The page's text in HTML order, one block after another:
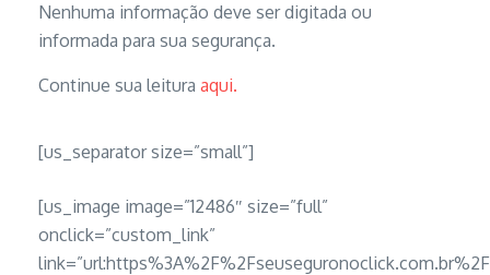
Nenhuma informação deve ser digitada ou
informada para sua segurança.
Continue sua leitura aqui.
[us_separator size=”small”]
[us_image image=”12486″ size=”full”
onclick=”custom_link”